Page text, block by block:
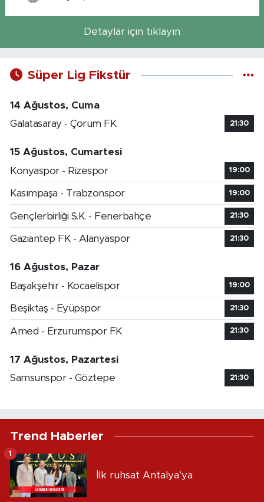
Detaylar için tıklayın
Süper Lig Fikstür
14 Ağustos, Cuma
Galatasaray - Çorum FK
21:30
15 Ağustos, Cumartesi
Konyaspor - Rizespor
19:00
Kasımpaşa - Trabzonspor 19:00
Gençlerbirliği S.K. - Fenerbahçe 21:30
Gaziantep FK - Alanyaspor 21:30
16 Ağustos, Pazar
Başakşehir - Kocaelispor
19:00
Beşiktaş - Eyüpspor 21:30
Amed - Erzurumspor FK 21:30
17 Ağustos, Pazartesi
Samsunspor - Göztepe
21:30
Trend Haberler
İlk ruhsat Antalya’ya
1